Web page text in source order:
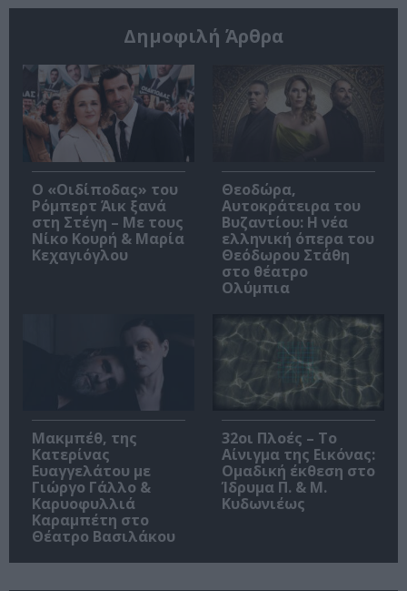
Δημοφιλή Άρθρα
O «Οιδίποδας» του
Ρόμπερτ Άικ ξανά
στη Στέγη – Με τους
Νίκο Κουρή & Μαρία
Κεχαγιόγλου
Θεοδώρα,
Αυτοκράτειρα του
Βυζαντίου: Η νέα
ελληνική όπερα του
Θεόδωρου Στάθη
στο θέατρο
Ολύμπια
Μακμπέθ, της
Κατερίνας
Ευαγγελάτου με
Γιώργο Γάλλο &
Καρυοφυλλιά
Καραμπέτη στο
Θέατρο Βασιλάκου
32οι Πλοές – Το
Αίνιγμα της Εικόνας:
Ομαδική έκθεση στο
Ίδρυμα Π. & Μ.
Κυδωνιέως